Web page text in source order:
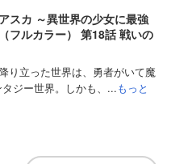
スカ ～異世界の少女に最強
フルカラー） 第18話 戦いの
り立った世界は、勇者がいて魔
ジー世界。しかも、...もっと